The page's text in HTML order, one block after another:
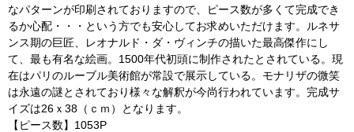
なパターンが印刷されておりますので、ピース数が多くて完成でき
るか心配・・・という方でも安心してお求めいただけます。ルネサ
ンス期の巨匠、レオナルド・ダ・ヴィンチの描いた最高傑作にし
て、最も有名な絵画。1500年代初頭に制作されたとされている。現
在はパリのルーブル美術館が常設で展示している。モナリザの微笑
は永遠の謎とされており様々な解釈が今尚行われています。完成サ
イズは26ｘ38（ｃｍ）となります。
【ピース数】1053P